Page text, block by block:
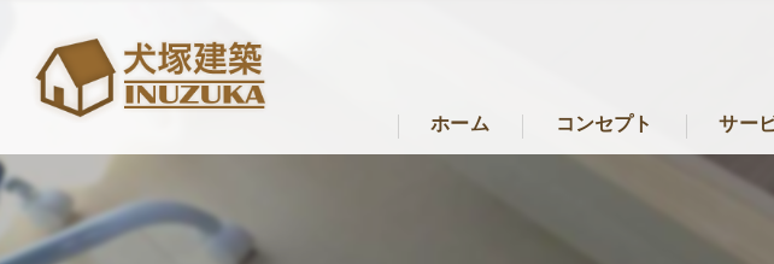
ホーム コンセプト
岡崎市のリフォーム･犬塚建
サー